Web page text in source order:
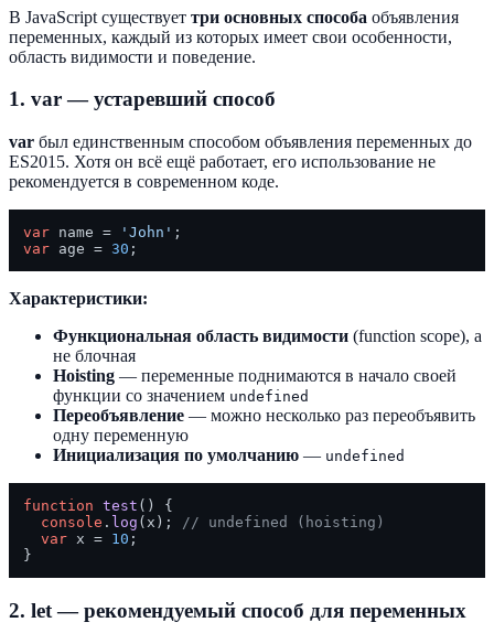
В JavaScript существует три основных способа объявления
переменных, каждый из которых имеет свои особенности,
область видимости и поведение.
1. var — устаревший способ
var был единственным способом объявления переменных до
ES2015. Хотя он всё ещё работает, его использование не
рекомендуется в современном коде.
var name = 'John'
var age = 30
Характеристики:
Функциональная область видимости (function scope), а
не блочная
Hoisting — переменные поднимаются в начало своей
функции со значением undefined
Переобъявление — можно несколько раз переобъявить
одну переменную
Инициализация по умолчанию — undefined
function test ( ) {
console . log (x);
// undefined (hoisting)
var x = 10 ;
2. let — рекомендуемый способ для переменных